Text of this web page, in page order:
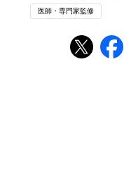
医師・専門家監修